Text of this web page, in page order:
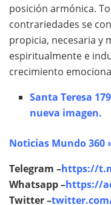
posición armónica.
contrariedades se
propicia, necesaria y
espiritualmente e
crecimiento
Santa Teresa
nueva imagen.
Noticias Mundo 360
Telegram –https://
Whatsapp –https://
Twitter –